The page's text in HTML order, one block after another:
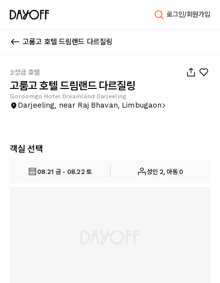
로그인/회원가입
고룸고 호텔 드림랜드 다르질링
2성급 호텔
고룸고 호텔 드림랜드 다르질링
Goroomgo Hotel Dreamland Darjeeling
Darjeeling, near Raj Bhavan, Limbugaon
객실 선택
08.21 금 - 08.22 토 성인 2, 아동 0